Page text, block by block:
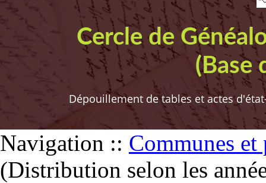
Cercle de
(Base
Dépouillement de tables et actes
Navigation :: Communes et
(Distribution selon les